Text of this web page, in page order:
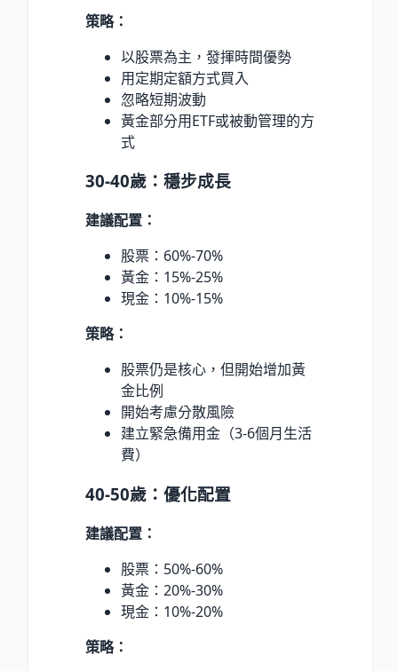
策略：
以股票為主，發揮時間優勢
用定期定額方式買入
忽略短期波動
黃金部分用ETF或被動管理的方
式
30-40歲：穩步成長
建議配置：
股票：60%-70%
黃金：15%-25%
現金：10%-15%
策略：
股票仍是核心，但開始增加黃
金比例
開始考慮分散風險
建立緊急備用金（3-6個月生活
費）
40-50歲：優化配置
建議配置：
股票：50%-60%
黃金：20%-30%
現金：10%-20%
策略：